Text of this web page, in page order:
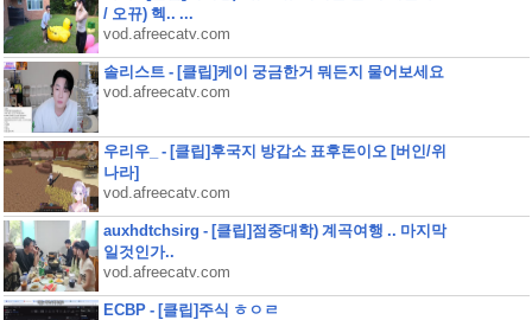
/ 오뀨) 헥.. ...
vod.afreecatv.com
솔리스트 - [클립]케이 궁금한거 뭐든지 물어보세요
vod.afreecatv.com
우리우_ - [클립]후국지 방갑소 표후돈이오 [버인/위
나라]
vod.afreecatv.com
auxhdtchsirg - [클립]점중대학) 계곡여행 .. 마지막
일것인가..
vod.afreecatv.com
ECBP - [클립]주식 ㅎㅇㄹ